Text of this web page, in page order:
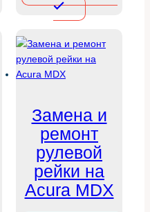
Замена и
ремонт
рулевой
рейки на
Acura MDX